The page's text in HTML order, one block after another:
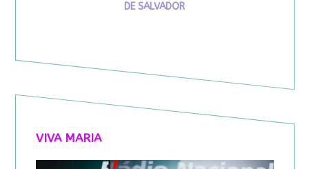
DE SALVADOR
VIVA MARIA